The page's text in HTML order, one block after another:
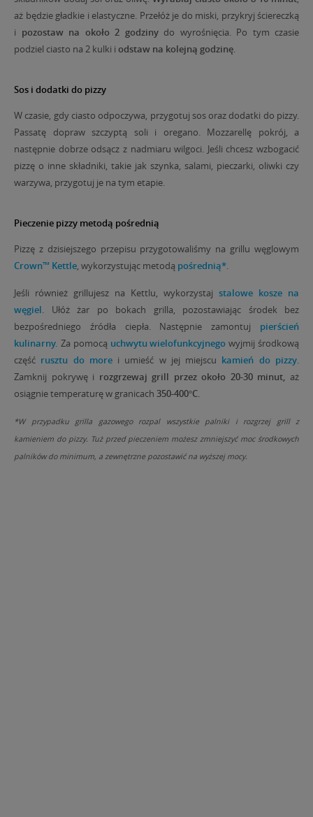
aż będzie gładkie i elastyczne. Przełóż je do miski, przykryj ściereczką
i pozostaw na około 2 godzinydo wyrośnięcia. Po tym czasie
podziel ciasto na 2 kulki i odstaw na kolejną godzinę.
Sos i dodatki do pizzy
W czasie, gdy ciasto odpoczywa, przygotuj sos oraz dodatki do pizzy.
Passatę dopraw szczyptą soli i oregano. Mozzarellę pokrój, a
następnie dobrze odsącz z nadmiaru wilgoci. Jeśli chcesz wzbogacić
pizzę o inne składniki, takie jak szynka, salami, pieczarki, oliwki czy
warzywa, przygotuj je na tym etapie.
Pieczenie pizzy metodą pośrednią
Pizzę z dzisiejszego przepisu przygotowaliśmy na grillu węglowym
Crown™ Kettle, wykorzystując metodą pośrednią*.
Jeśli również grillujesz na Kettlu, wykorzystaj stalowe kosze na
węgiel. Ułóż żar po bokach grilla, pozostawiając środek bez
bezpośredniego źródła ciepła. Następnie zamontuj pierścień
kulinarny. Za pomocą uchwytu wielofunkcyjnego wyjmij środkową
część rusztu do morei umieść w jej miejscu kamień do pizzy.
Zamknij pokrywę i rozgrzewaj grill przez około 20-30 minut,aż
osiągnie temperaturę w granicach 350-400°C.
*W przypadku grilla gazowego rozpal wszystkie palniki i rozgrzej grill z
kamieniem do pizzy. Tuż przed pieczeniem możesz zmniejszyć moc środkowych
palników do minimum, a zewnętrzne pozostawić na wyższej mocy.